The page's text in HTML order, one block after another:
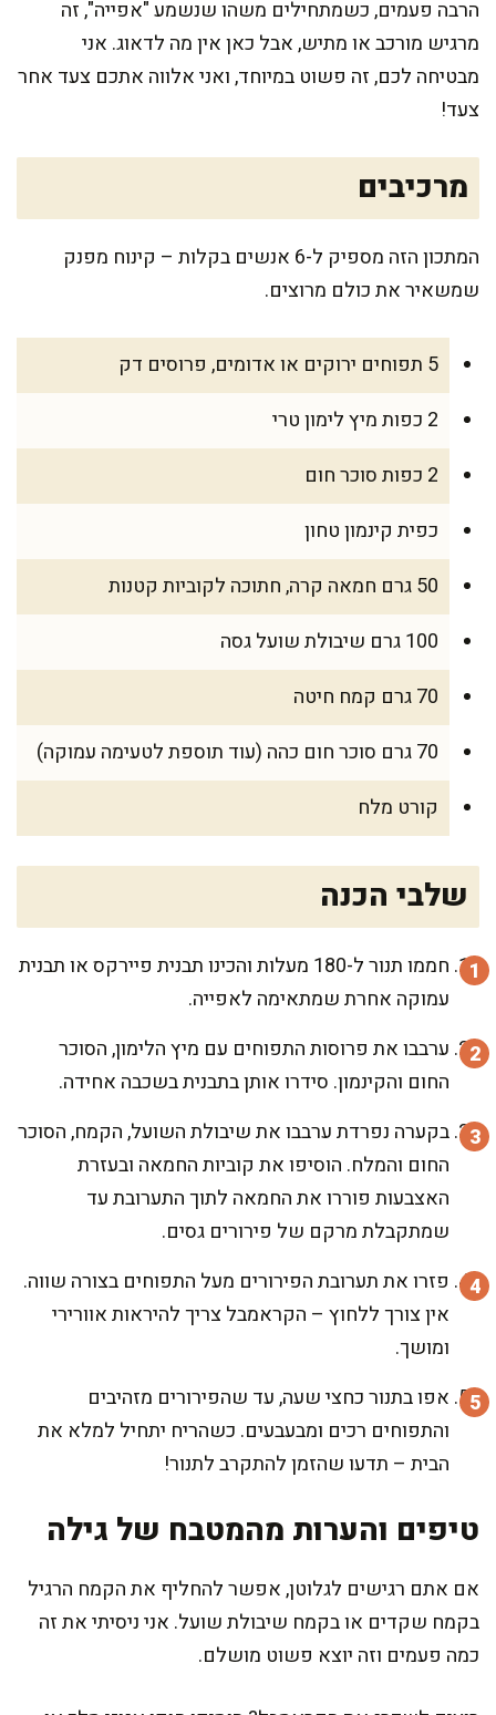
הרבה פעמים, כשמתחילים משהו שנשמע "אפייה", זה
מרגיש מורכב או מתיש, אבל כאן אין מה לדאוג. אני
מבטיחה לכם, זה פשוט במיוחד, ואני אלווה אתכם צעד אחר
צעד!
מרכיבים
המתכון הזה מספיק ל-6 אנשים בקלות – קינוח מפנק
שמשאיר את כולם מרוצים.
5 תפוחים ירוקים או אדומים, פרוסים דק
2 כפות מיץ לימון טרי
2 כפות סוכר חום
כפית קינמון טחון
50 גרם חמאה קרה, חתוכה לקוביות קטנות
100 גרם שיבולת שועל גסה
70 גרם קמח חיטה
70 גרם סוכר חום כהה (עוד תוספת לטעימה עמוקה)
קורט מלח
שלבי הכנה
חממו תנור ל-180 מעלות והכינו תבנית פיירקס או תבנית
עמוקה אחרת שמתאימה לאפייה.
ערבבו את פרוסות התפוחים עם מיץ הלימון, הסוכר
החום והקינמון. סידרו אותן בתבנית בשכבה אחידה.
בקערה נפרדת ערבבו את שיבולת השועל, הקמח, הסוכר
החום והמלח. הוסיפו את קוביות החמאה ובעזרת
האצבעות פוררו את החמאה לתוך התערובת עד
שמתקבלת מרקם של פירורים גסים.
פזרו את תערובת הפירורים מעל התפוחים בצורה שווה.
אין צורך ללחוץ – הקראמבל צריך להיראות אוורירי
ומושך.
אפו בתנור כחצי שעה, עד שהפירורים מזהיבים
והתפוחים רכים ומבעבעים. כשהריח יתחיל למלא את
הבית – תדעו שהזמן להתקרב לתנור!
טיפים והערות מהמטבח של גילה
אם אתם רגישים לגלוטן, אפשר להחליף את הקמח הרגיל
בקמח שקדים או בקמח שיבולת שועל. אני ניסיתי את זה
כמה פעמים וזה יוצא פשוט מושלם.